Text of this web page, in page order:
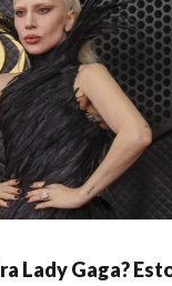
IR
Lady Gaga?